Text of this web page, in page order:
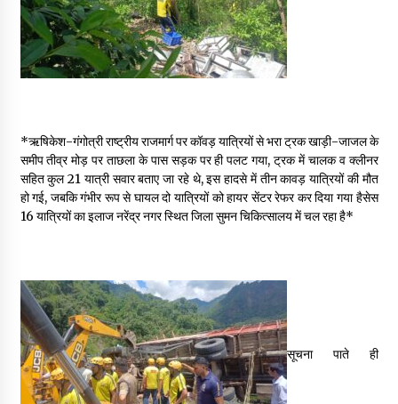
May 16, 2022
Thought Of The Day 14 May
Thought Of The Day 13 May
May 13, 2022
Thought Of The Day 11 May
May 11, 2022
Thought Of The Day 10 May
*ऋषिकेश-गंगोत्री राष्ट्रीय राजमार्ग पर कॉवड़ यात्रियों से भरा ट्रक खाड़ी-जाजल के
समीप तीव्र मोड़ पर ताछला के पास सड़क पर ही पलट गया, ट्रक में चालक व क्लीनर
सहित कुल 21 यात्री सवार बताए जा रहे थे, इस हादसे में तीन कावड़ यात्रियों की मौत
हो गई, जबकि गंभीर रूप से घायल दो यात्रियों को हायर सेंटर रेफर कर दिया गया हैसेस
16 यात्रियों का इलाज नरेंद्र नगर स्थित जिला सुमन चिकित्सालय में चल रहा है*
सूचना पाते ही